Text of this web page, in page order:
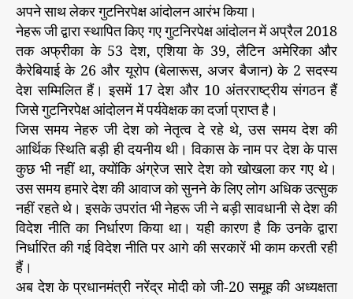
अपने साथ लेकर गुटनिरपेक्ष आंदोलन आरंभ किया।
नेहरू जी द्वारा स्थापित किए गए गुटनिरपेक्ष आंदोलन में अप्रैल 2018
तक अफ्रीका के 53 देश, एशिया के 39, लैटिन अमेरिका और
कैरेबियाई के 26 और यूरोप (बेलारूस, अजर बैजान) के 2 सदस्य
देश सम्मिलित हैं। इसमें 17 देश और 10 अंतरराष्ट्रीय संगठन हैं
जिसे गुटनिरपेक्ष आंदोलन में पर्यवेक्षक का दर्जा प्राप्त है।
जिस समय नेहरु जी देश को नेतृत्व दे रहे थे, उस समय देश की
आर्थिक स्थिति बड़ी ही दयनीय थी। विकास के नाम पर देश के पास
कुछ भी नहीं था, क्योंकि अंग्रेज सारे देश को खोखला कर गए थे।
उस समय हमारे देश की आवाज को सुनने के लिए लोग अधिक उत्सुक
नहीं रहते थे। इसके उपरांत भी नेहरू जी ने बड़ी सावधानी से देश की
विदेश नीति का निर्धारण किया था। यही कारण है कि उनके द्वारा
निर्धारित की गई विदेश नीति पर आगे की सरकारें भी काम करती रही
हैं।
अब देश के प्रधानमंत्री नरेंद्र मोदी को जी-20 समूह की अध्यक्षता